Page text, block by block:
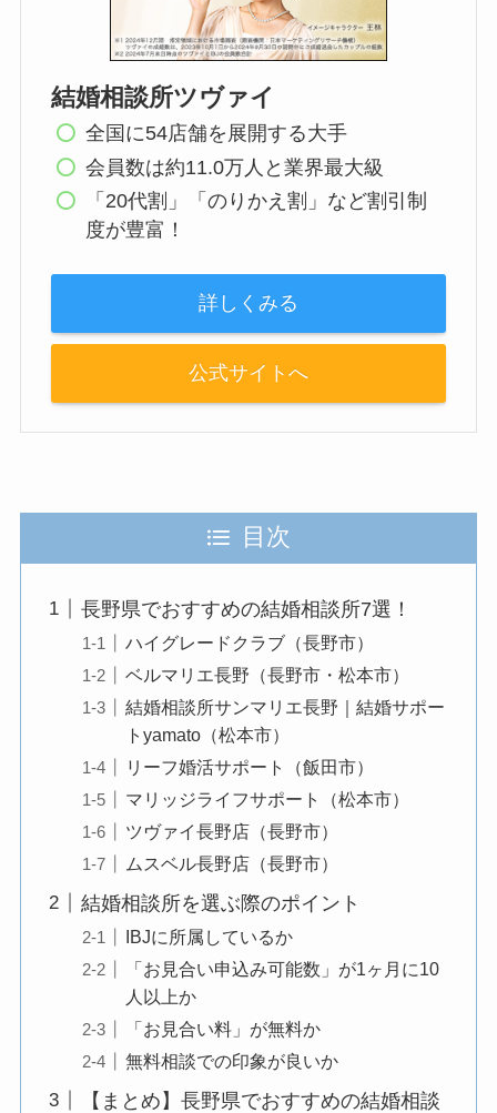
結婚相談所ツヴァイ
全国に54店舗を展開する大手
会員数は約11.0万人と業界最大級
「20代割」「のりかえ割」など割引制
度が豊富！
詳しくみる
公式サイトへ
目次
長野県でおすすめの結婚相談所7選！
ハイグレードクラブ（長野市）
ベルマリエ長野（長野市・松本市）
結婚相談所サンマリエ長野｜結婚サポー
トyamato（松本市）
リーフ婚活サポート（飯田市）
マリッジライフサポート（松本市）
ツヴァイ長野店（長野市）
ムスベル長野店（長野市）
結婚相談所を選ぶ際のポイント
IBJに所属しているか
「お見合い申込み可能数」が1ヶ月に10
人以上か
「お見合い料」が無料か
無料相談での印象が良いか
【まとめ】長野県でおすすめの結婚相談